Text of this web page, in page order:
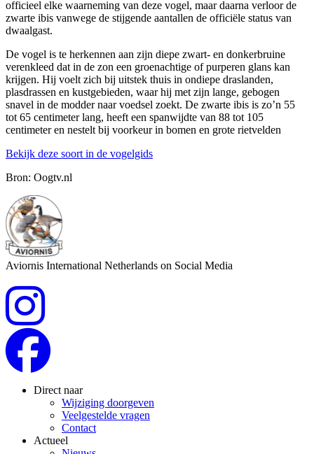
officieel elke waarneming van deze vogel, maar daarna verloor de
zwarte ibis vanwege de stijgende aantallen de officiële status van
dwaalgast.
De vogel is te herkennen aan zijn diepe zwart- en donkerbruine
verenkleed dat in de zon een groenachtige of purperen glans kan
krijgen. Hij voelt zich bij uitstek thuis in ondiepe draslanden,
plasdrassen en kustgebieden, waar hij met zijn lange, gebogen
snavel in de modder naar voedsel zoekt. De zwarte ibis is zo’n 55
tot 65 centimeter lang, heeft een spanwijdte van 88 tot 105
centimeter en nestelt bij voorkeur in bomen en grote rietvelden
Bekijk deze soort in de vogelgids
Bron: Oogtv.nl
Aviornis International Netherlands on Social Media
Direct naar
Wijziging doorgeven
Veelgestelde vragen
Contact
Actueel